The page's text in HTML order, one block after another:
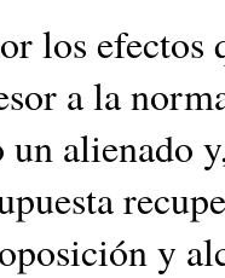
los
a la
alienado
y